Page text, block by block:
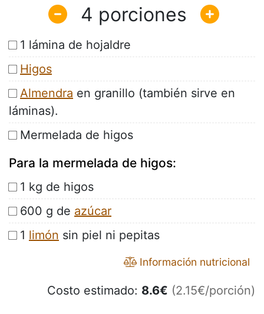
4
1 lámina de hojaldre
Higos
Almendra en granillo (también sirve en
láminas).
Mermelada de higos
Para la mermelada de higos:
1 kg de higos
600 g de azúcar
1 limón sin piel ni pepitas
Información nutricional
Costo estimado: 8.6€ (2.15€/porción)